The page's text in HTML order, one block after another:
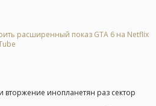
расширенный показ GTA 6 на Netflix
вторжение инопланетян раз сектор